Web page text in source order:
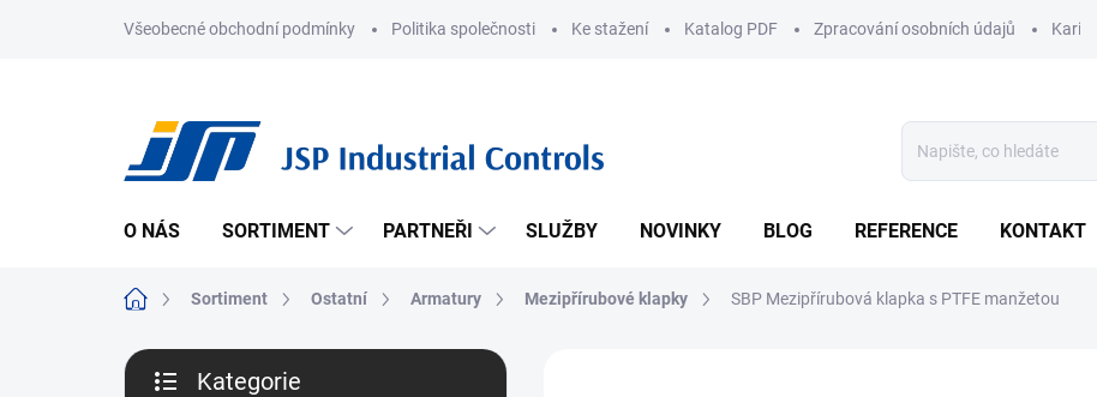
Všeobecné obchodní podmínky Politika společnosti Ke stažení Katalog PDF Zpracování osobních údajů Kariéra
O NÁS SORTIMENT PARTNEŘI SLUŽBY NOVINKY BLOG REFERENCE KONTAKT
Domů Sortiment Ostatní Armatury Mezipřírubové klapky SBP Mezipřírubová klapka s PTFE manžetou
P
Kategorie